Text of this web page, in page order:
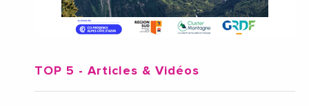
TOP 5 - Articles & Vidéos